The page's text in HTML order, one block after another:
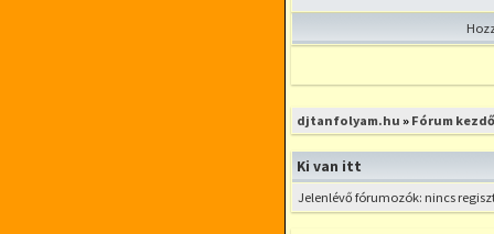
Új téma nyitása
djtanfolyam.hu » Fórum
Ki van itt
Jelenlévő fórumozók: nincs